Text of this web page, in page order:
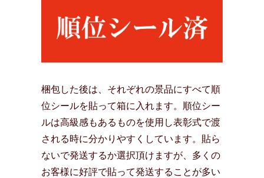
梱包した後は、それぞれの景品にすべて順
位シールを貼って箱に入れます。順位シー
ルは高級感もあるものを使用し表彰式で渡
される時に分かりやすくしています。貼ら
ないで発送するか選択頂けますが、多くの
お客様に好評で貼って発送することが多い